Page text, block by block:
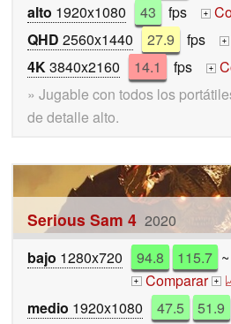
alto 1920x1080 43 fps +
QHD 2560x1440 27.9 fps +
4K3840x2160 14.1 fps +
» Jugable con todos los
de detalle alto.
Serious Sam 4 2020
bajo 1280x720 94.8 115.7
+ Comparar +
medio 1920x1080 47.5 51.9